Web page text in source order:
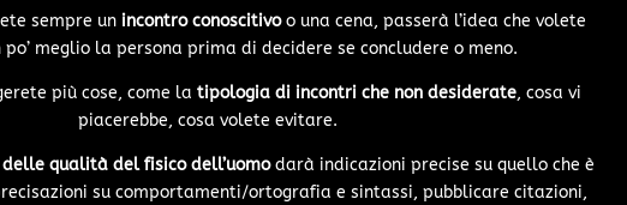
sempre un incontro conoscitivoo una cena, passerà l’idea che volete
po’ meglio la persona prima di decidere se concludere o meno.
più cose, come latipologia di incontri che non desiderate, cosa vi
piacerebbe, cosa volete evitare.
qualità del fisico dell’uomodarà indicazioni precise su quello che è
su comportamenti/ortografia e sintassi, pubblicare citazioni,